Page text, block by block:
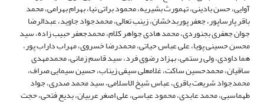
آوایی، حسن بادینی، تهمورث بشیریه، محمود براتی نیا، بهرام بهرامی، محمد
باقر پارساپور، جعفر پوربدخشان، زینب تعالی، محمدجواد جاوید، عبدالرضا
جوان جعفری بجنوردی، محمد هادی جواهر کلام، محمدجعفر حبیب زاده، سید
محسن حسینی پویا، علی عباس حیاتی، محمدرضا خسروی، مهراب داراب پور،
هما داودی، ولی رستمی، بهزاد رضوی فرد، سید قاسم زمانی، محمدمهدی
ساقیان، محمدحسین ساکت، غلامعلی سیفی زیناب، حسین سیمایی صراف،
محمدجواد شریعت باقری، عباس شیخ الاسلامی، سید محمد صدری، جواد
طهماسبی، محمد عابدی، محمود عباسی، علی اصغر عربیان، بدیع فتحی، حجت